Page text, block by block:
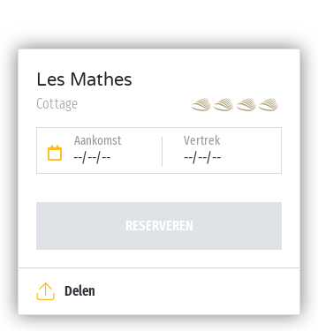
Les Mathes
Cottage
Aankomst
--/--/--
Vertrek
--/--/--
RESERVEREN
Delen